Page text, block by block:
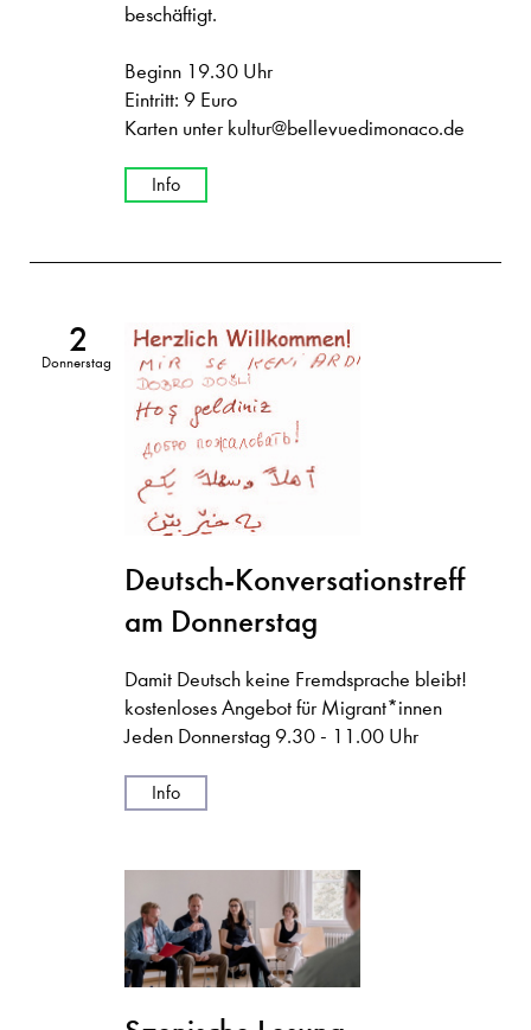
beschäftigt.
Beginn 19.30 Uhr
Eintritt: 9 Euro
Karten unter kultur@bellevuedimonaco.de
Info
2
Donnerstag
Deutsch-Konversationstreff
am Donnerstag
Damit Deutsch keine Fremdsprache bleibt!
kostenloses Angebot für Migrant*innen
Jeden Donnerstag 9.30 - 11.00 Uhr
Info